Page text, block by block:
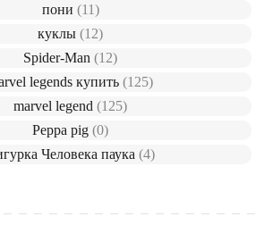
пони (11)
куклы(12)
Spider-Man(12)
legends купить(125)
marvel legend(125)
Peppa pig(0)
Человека паука (4)